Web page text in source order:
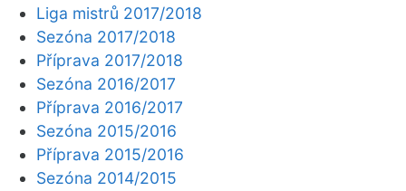
Liga mistrů 2017/2018
Sezóna 2017/2018
Příprava 2017/2018
Sezóna 2016/2017
Příprava 2016/2017
Sezóna 2015/2016
Příprava 2015/2016
Sezóna 2014/2015